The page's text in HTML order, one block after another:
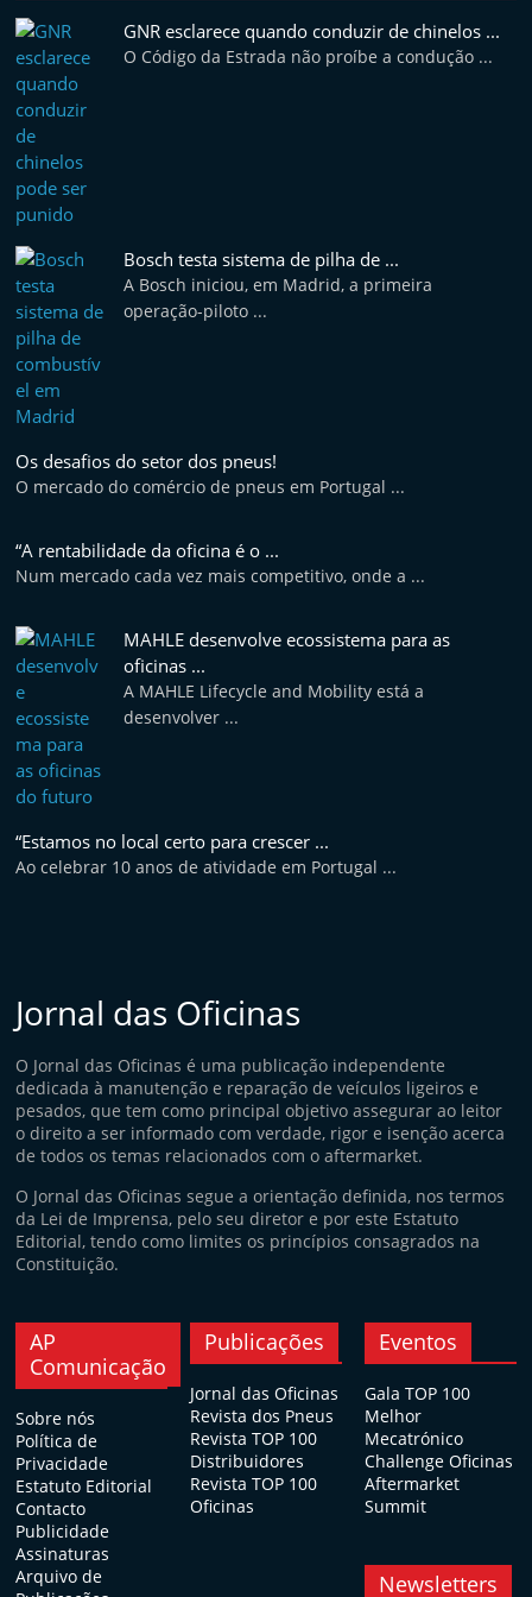
GNR esclarece quando conduzir de chinelos ...
O Código da Estrada não proíbe a condução ...
Bosch testa sistema de pilha de ...
A Bosch iniciou, em Madrid, a primeira
operação-piloto ...
Os desafios do setor dos pneus!
O mercado do comércio de pneus em Portugal ...
“A rentabilidade da oficina é o ...
Num mercado cada vez mais competitivo, onde a ...
MAHLE desenvolve ecossistema para as
oficinas ...
A MAHLE Lifecycle and Mobility está a
desenvolver ...
“Estamos no local certo para crescer ...
Ao celebrar 10 anos de atividade em Portugal ...
Jornal das Oficinas
O Jornal das Oficinas é uma publicação independente
dedicada à manutenção e reparação de veículos ligeiros e
pesados, que tem como principal objetivo assegurar ao leitor
o direito a ser informado com verdade, rigor e isenção acerca
de todos os temas relacionados com o aftermarket.
O Jornal das Oficinas segue a orientação definida, nos termos
da Lei de Imprensa, pelo seu diretor e por este Estatuto
Editorial, tendo como limites os princípios consagrados na
Constituição.
AP
Comunicação
Sobre nós
Política de
Privacidade
Estatuto Editorial
Contacto
Publicidade
Assinaturas
Arquivo de
Publicações
Jornal das Oficinas
Revista dos Pneus
Revista TOP 100
Distribuidores
Revista TOP 100
Oficinas
Eventos
Gala TOP 100
Melhor
Mecatrónico
Challenge Oficinas
Aftermarket
Summit
Newsletters